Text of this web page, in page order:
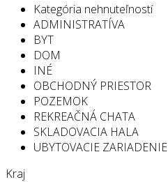
Kategória nehnuteľností
ADMINISTRATÍVA
BYT
DOM
INÉ
OBCHODNÝ PRIESTOR
POZEMOK
REKREAČNÁ CHATA
SKLADOVACIA HALA
UBYTOVACIE ZARIADENIE
Kraj